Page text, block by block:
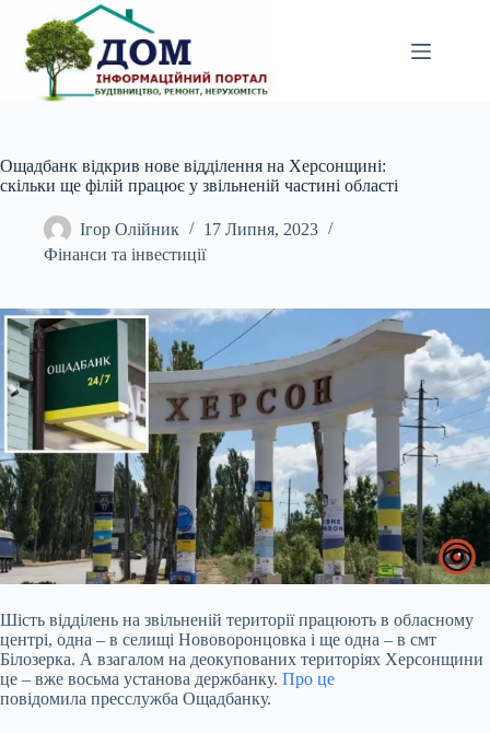
вмісту
Ощадбанк відкрив нове відділення на Херсонщині:
скільки ще філій працює у звільненій частині області
Ігор Олійник
17 Липня, 2023
Фінанси та інвестиції
Шість відділень на звільненій території працюють в обласному
центрі, одна – в селищі Нововоронцовка і ще одна – в смт
Білозерка. А взагалом на деокупованих територіях Херсонщини
це – вже восьма установа держбанку. Про це
повідомила пресслужба Ощадбанку.